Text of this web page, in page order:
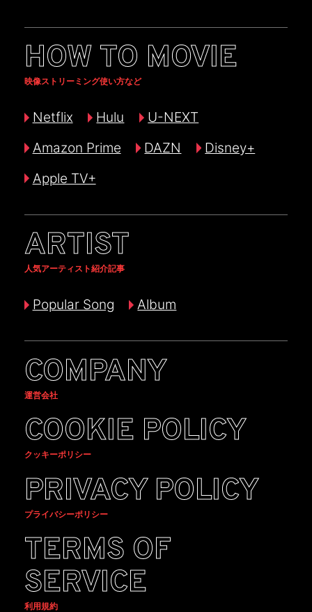
HOW TO MOVIE
映像ストリーミング使い方など
Netflix Hulu
U-NEXT
Amazon Prime
DAZN
Disney+
Apple TV+
ARTIST
人気アーティスト紹介記事
Popular Song Album
COMPANY
運営会社
COOKIE POLICY
クッキーポリシー
PRIVACY POLICY
プライバシーポリシー
TERMS OF
SERVICE
利用規約